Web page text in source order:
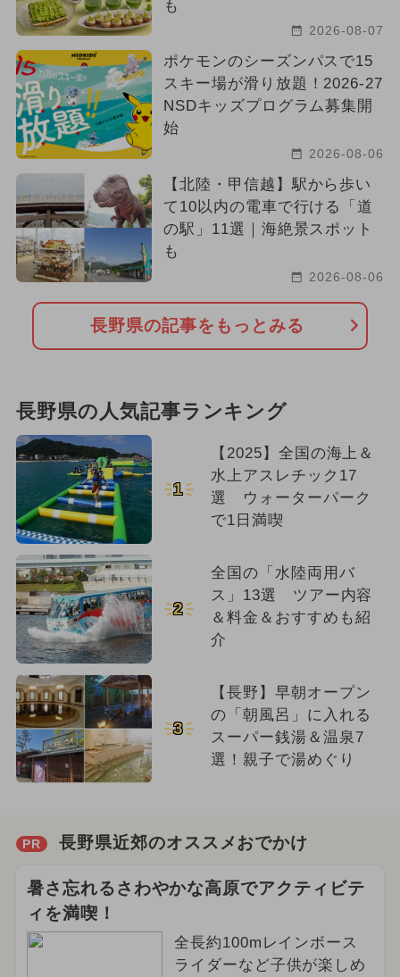
も
2026-08-07
ポケモンのシーズンパスで15
スキー場が滑り放題！2026-27
NSDキッズプログラム募集開
始
2026-08-06
【北陸・甲信越】駅から歩い
て10以内の電車で行ける「道
の駅」11選｜海絶景スポット
も
2026-08-06
長野県の記事をもっとみる
長野県の人気記事ランキング
1
【2025】全国の海上＆
水上アスレチック17
選 ウォーターパーク
で1日満喫
2
全国の「水陸両用バ
ス」13選 ツアー内容
＆料金＆おすすめも紹
介
3
【長野】早朝オープン
の「朝風呂」に入れる
スーパー銭湯＆温泉7
選！親子で湯めぐり
PR 長野県近郊のオススメおでかけ
暑さ忘れるさわやかな高原でアクティビテ
ィを満喫！
全長約100mレインボース
ライダーなど子供が楽しめ